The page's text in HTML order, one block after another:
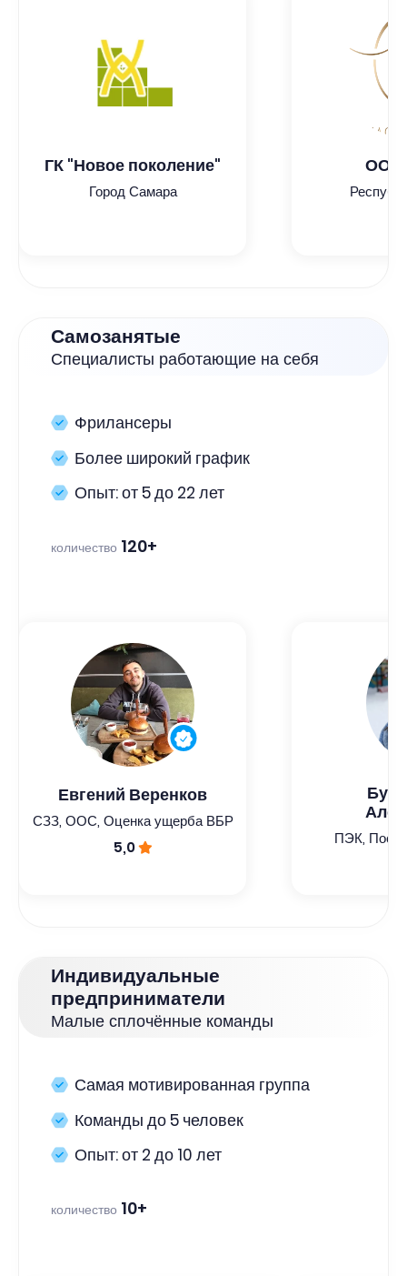
ГК "Новое поколение"
Город Самара
ООО
Самозанятые
Специалисты работающие на себя
Фрилансеры
Более широкий график
Опыт: от 5 до 22 лет
количество 120+
Евгений Веренков
СЗЗ, ООС, Оценка ущерба ВБР
5,0
ПЭК,
Индивидуальные
предприниматели
Малые сплочённые команды
Самая мотивированная группа
Команды до 5 человек
Опыт: от 2 до 10 лет
количество 10+